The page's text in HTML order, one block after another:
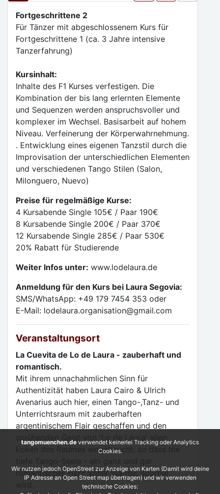
Fortgeschrittene 2
Für Tänzer mit abgeschlossenem Kurs für
Fortgeschrittene 1 (ca. 3 Jahre intensive
Tanzerfahrung)
Kursinhalt:
Inhalte des F1 Kurses verfestigen. Die
Kombination der bis lang erlernten Elemente
und Sequenzen werden anspruchsvoller und
komplexer im Wechsel. Basisarbeit auf hohem
Niveau. Verfeinerung der Körperwahrnehmung.
. Entwicklung eines eigenen Tanzstil durch die
Improvisation der unterschiedlichen Elementen
und verschiedenen Tango Stilen (Salon,
Milonguero, Nuevo)
Preise für regelmäßige Kurse:
4 Kursabende Single 105€ / Paar 190€
8 Kursabende Single 200€ / Paar 370€
12 Kursabende Single 285€ / Paar 530€
20% Rabatt für Studierende
Weiter Infos unter: www.lodelaura.de
Anmeldung für den Kurs bei Laura Segovia:
SMS/WhatsApp: +49 179 7454 353 oder
E-Mail: lodelaura.organisation@gmail.com
Veranstaltungsort
La Cuevita de Lo de Laura - zauberhaft und
romantisch.
Mit ihrem unnachahmlichen Sinn für
Authentizität haben Laura Cairo & Ulrich
Avenarius auch hier, einen Tango-,Tanz- und
Unterrichtsraum mit zauberhaften
argentinischem Flair geschaffen und den
sprühenden Geist von 'Lo de Laura' allen
Ecken des Raumes eingehaucht, so dass die
romantisches Herz voller Wärme, spürbar
tangomuenchen.de verwendet keinerlei Tracking oder Analytics
Cookies.
Wir nutzen jedoch OpenStreet zur Anzeige von Karten (Damit wird deine
IP Adresse an Open Street map übertragen) und wir verwenden
technische Cookies: